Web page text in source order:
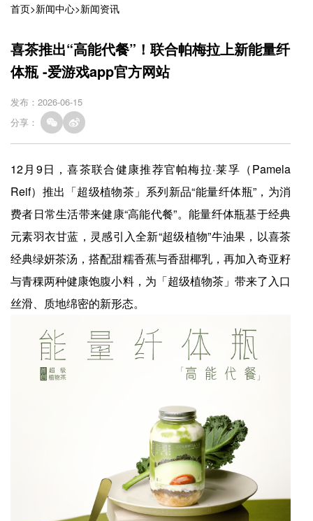
首页>新闻中心>新闻资讯
喜茶推出“高能代餐”！联合帕梅拉上新能量纤
体瓶 -爱游戏app官方网站
发布：2026-06-15
分享：
12月9日，喜茶联合健康推荐官帕梅拉·莱孚（Pamela
Reif）推出「超级植物茶」系列新品“能量纤体瓶”，为消
费者日常生活带来健康“高能代餐”。能量纤体瓶基于经典
元素羽衣甘蓝，灵感引入全新“超级植物”牛油果，以喜茶
经典绿妍茶汤，搭配甜糯香蕉与香甜椰乳，再加入奇亚籽
与青稞两种健康饱腹小料，为「超级植物茶」带来了入口
丝滑、质地绵密的新形态。